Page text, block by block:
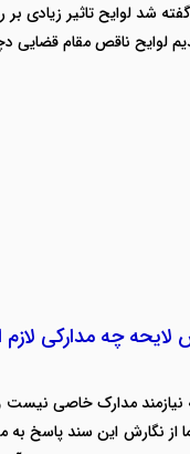
شد لوایح تاثیر زیادی
لوایح ناقص مقام قضایی
لایحه چه مدارکی
نیازمند مدارک خاصی نیست
نگارش این سند پاسخ به